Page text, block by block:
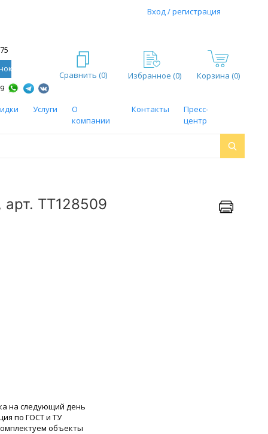
Вход / регистрация
Сравнить (0) Избранное (0) Корзина (0)
Услуги
О
компании
Контакты
Пресс-
центр
арт. ТТ128509
на следующий день
по ГОСТ и ТУ
объекты